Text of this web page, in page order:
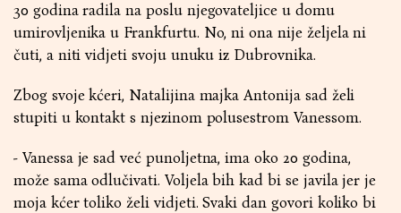
30 godina radila na poslu njegovateljice u domu
umirovljenika u Frankfurtu. No, ni ona nije željela ni
čuti, a niti vidjeti svoju unuku iz Dubrovnika.
Zbog svoje kćeri, Natalijina majka Antonija sad želi
stupiti u kontakt s njezinom polusestrom Vanessom.
- Vanessa je sad već punoljetna, ima oko 20 godina,
može sama odlučivati. Voljela bih kad bi se javila jer je
moja kćer toliko želi vidjeti. Svaki dan govori koliko bi